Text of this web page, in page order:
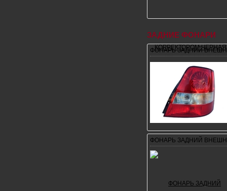
ЗАДНИЕ ФОНАРИ
ФОНАРЬ ЗАДНИЙ
ФОНАРЬ ЗАДНИЙ